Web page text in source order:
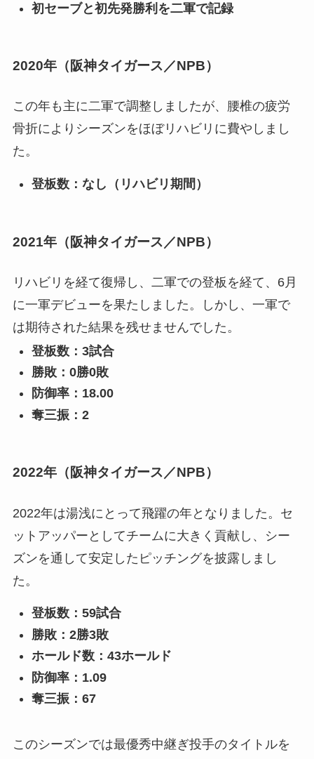
初セーブと初先発勝利を二軍で記録
2020年（阪神タイガース／NPB）
この年も主に二軍で調整しましたが、腰椎の疲労
骨折によりシーズンをほぼリハビリに費やしまし
た。
登板数：なし（リハビリ期間）
2021年（阪神タイガース／NPB）
リハビリを経て復帰し、二軍での登板を経て、6月
に一軍デビューを果たしました。しかし、一軍で
は期待された結果を残せませんでした。
登板数：3試合
勝敗：0勝0敗
防御率：18.00
奪三振：2
2022年（阪神タイガース／NPB）
2022年は湯浅にとって飛躍の年となりました。セ
ットアッパーとしてチームに大きく貢献し、シー
ズンを通して安定したピッチングを披露しまし
た。
登板数：59試合
勝敗：2勝3敗
ホールド数：43ホールド
防御率：1.09
奪三振：67
このシーズンでは最優秀中継ぎ投手のタイトルを